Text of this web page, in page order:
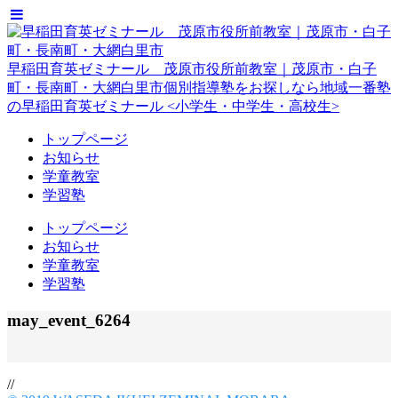
早稲田育英ゼミナール 茂原市役所前教室｜茂原市・白子
町・長南町・大網白里市個別指導塾をお探しなら地域一番塾
の早稲田育英ゼミナール <小学生・中学生・高校生>
トップページ
お知らせ
学童教室
学習塾
トップページ
お知らせ
学童教室
学習塾
may_event_6264
//